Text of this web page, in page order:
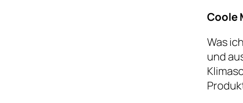
Coole
Was
und